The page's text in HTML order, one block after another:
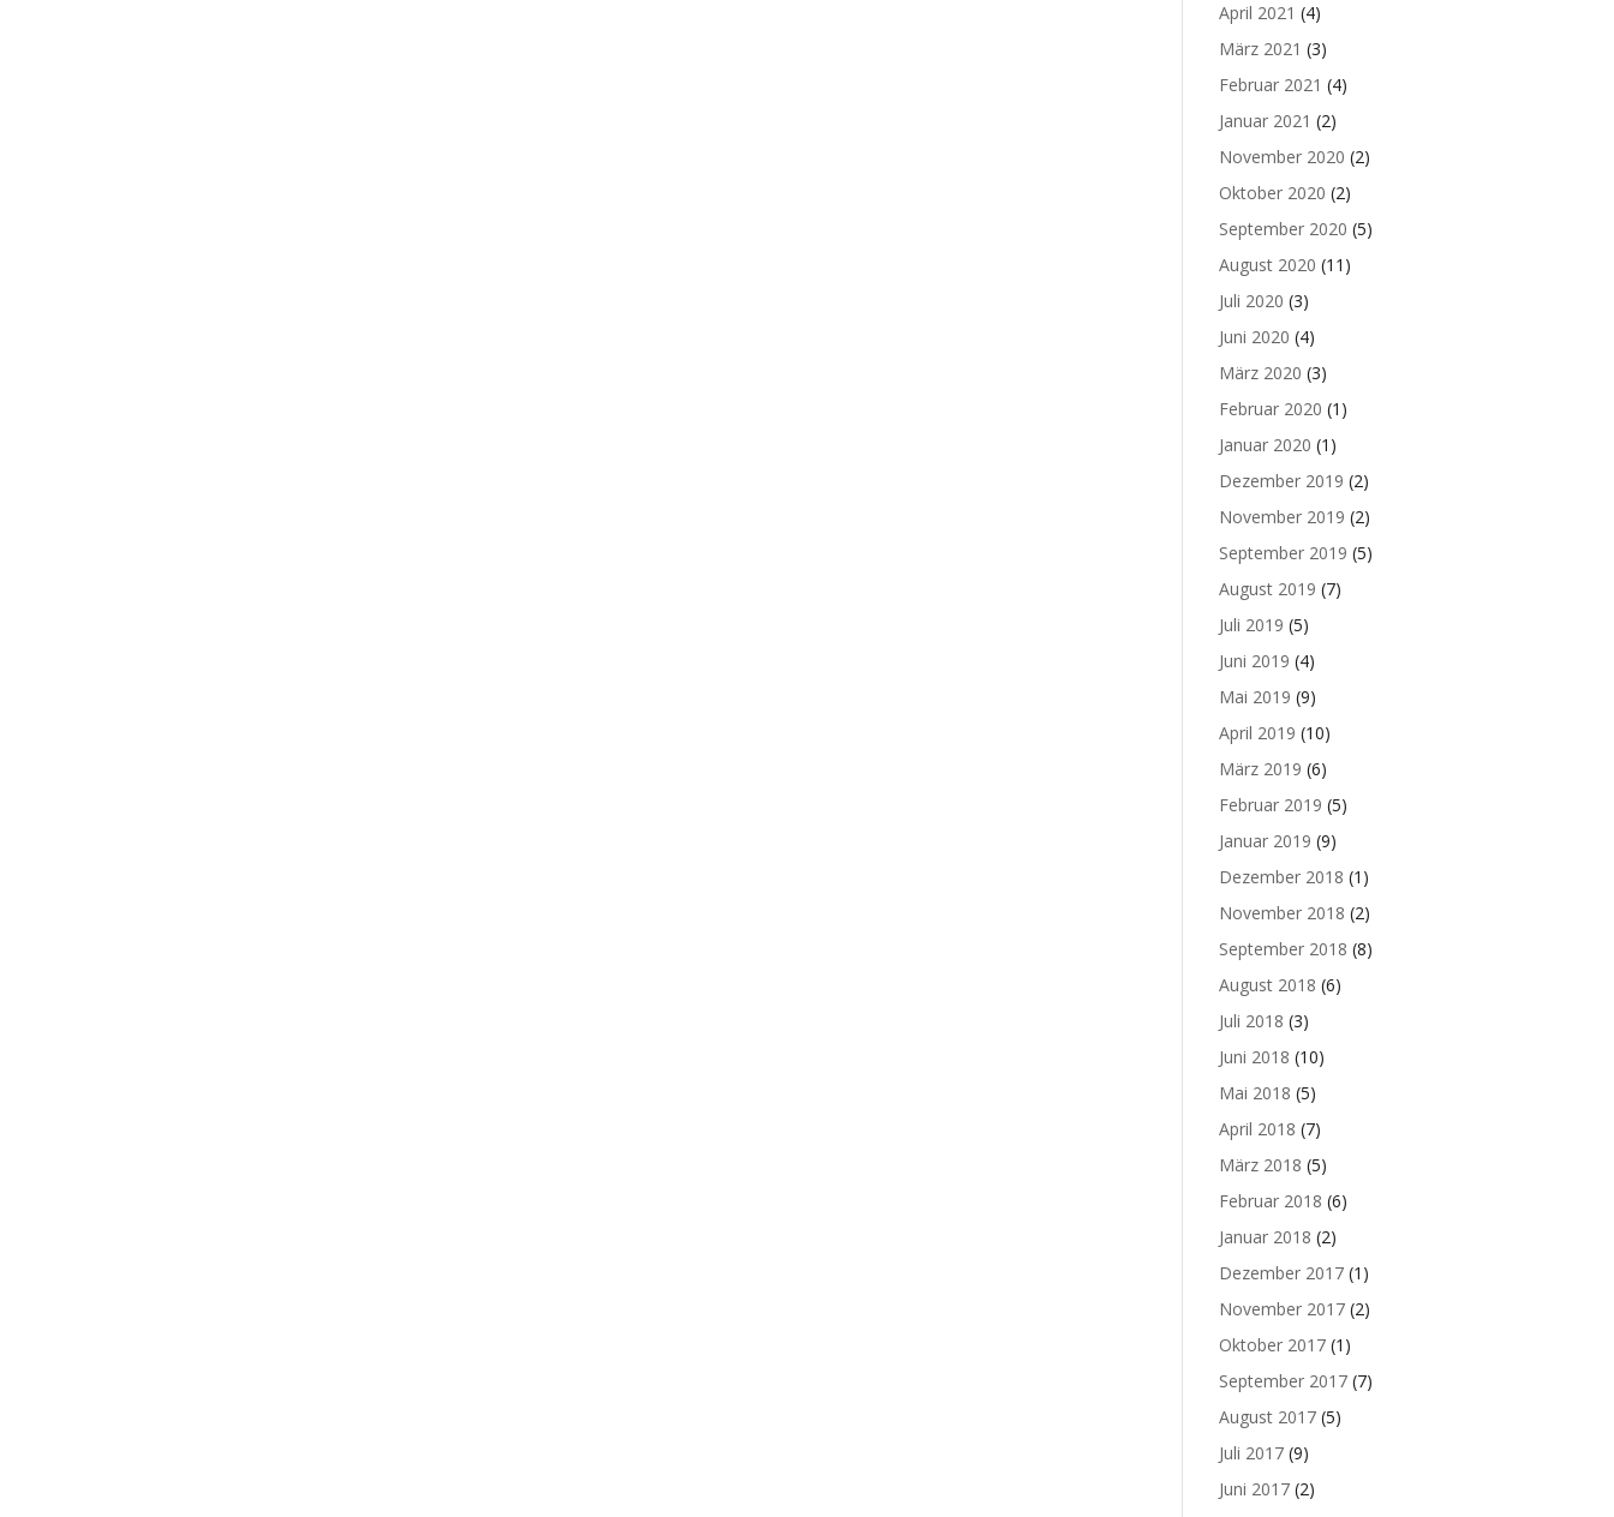
April 2021 (4)
März 2021 (3)
Februar 2021 (4)
Januar 2021 (2)
November 2020 (2)
Oktober 2020 (2)
September 2020 (5)
August 2020 (11)
Juli 2020 (3)
Juni 2020 (4)
März 2020 (3)
Februar 2020 (1)
Januar 2020 (1)
Dezember 2019 (2)
November 2019 (2)
September 2019 (5)
August 2019 (7)
Juli 2019 (5)
Juni 2019 (4)
Mai 2019 (9)
April 2019 (10)
März 2019 (6)
Februar 2019 (5)
Januar 2019 (9)
Dezember 2018 (1)
November 2018 (2)
September 2018 (8)
August 2018 (6)
Juli 2018 (3)
Juni 2018 (10)
Mai 2018 (5)
April 2018 (7)
März 2018 (5)
Februar 2018 (6)
Januar 2018 (2)
Dezember 2017 (1)
November 2017 (2)
Oktober 2017 (1)
September 2017 (7)
August 2017 (5)
Juli 2017 (9)
Juni 2017 (2)